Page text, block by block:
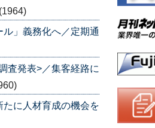
(1964)
」義務化へ／定期通
査発表>／集客経路に
に人材育成の機会を